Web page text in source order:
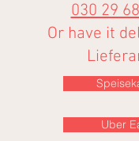
030 29
Or have it
Uber